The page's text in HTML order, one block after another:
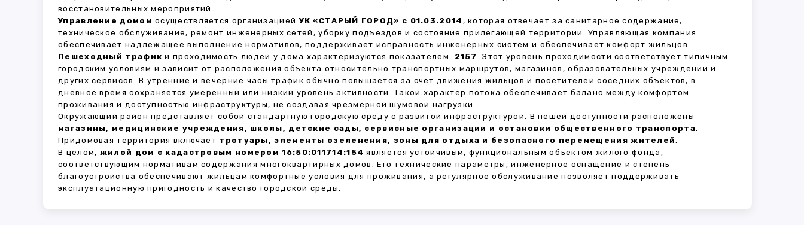
восстановительных мероприятий.
Управление домом осуществляется организациейУК «СТАРЫЙ ГОРОД» с 01.03.2014 , которая отвечает за санитарное содержание,
техническое обслуживание, ремонт инженерных сетей, уборку подъездов и состояние прилегающей территории. Управляющая компания
обеспечивает надлежащее выполнение нормативов, поддерживает исправность инженерных систем и обеспечивает комфорт жильцов.
Пешеходный трафик и проходимость людей у дома характеризуются показателем: 2157 . Этот уровень проходимости соответствует типичным
городским условиям и зависит от расположения объекта относительно транспортных маршрутов, магазинов, образовательных учреждений и
других сервисов. В утренние и вечерние часы трафик обычно повышается за счёт движения жильцов и посетителей соседних объектов, в
дневное время сохраняется умеренный или низкий уровень активности. Такой характер потока обеспечивает баланс между комфортом
проживания и доступностью инфраструктуры, не создавая чрезмерной шумовой нагрузки.
Окружающий район представляет собой стандартную городскую среду с развитой инфраструктурой. В пешей доступности расположены
магазины, медицинские учреждения, школы, детские сады, сервисные организации и остановки общественного транспорта.
Придомовая территория включает тротуары, элементы озеленения, зоны для отдыха и безопасного перемещения жителей.
В целом, жилой дом с кадастровым номером 16:50:011714:154 является устойчивым, функциональным объектом жилого фонда,
соответствующим нормативам содержания многоквартирных домов. Его технические параметры, инженерное оснащение и степень
благоустройства обеспечивают жильцам комфортные условия для проживания, а регулярное обслуживание позволяет поддерживать
эксплуатационную пригодность и качество городской среды.